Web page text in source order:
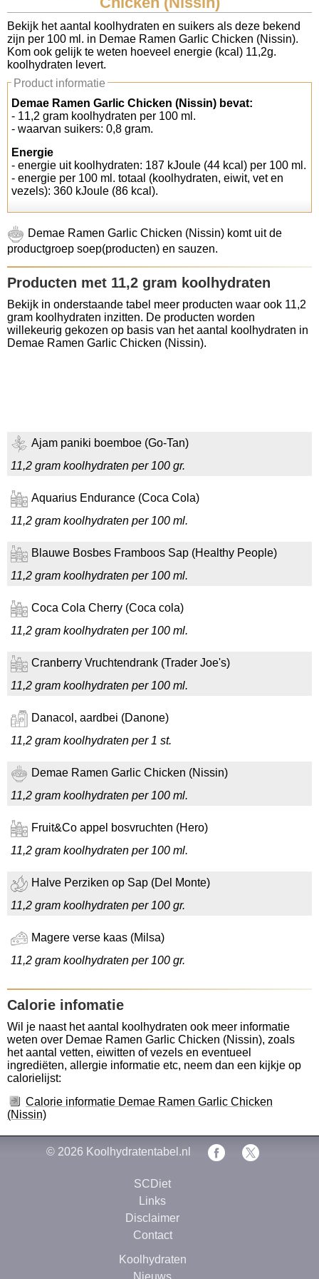
Koolhydraten tellen
Links
Bekijk het aantal koolhydraten en suikers als deze bekend
zijn per 100 ml. in Demae Ramen Garlic Chicken (Nissin).
Kom ook gelijk te weten hoeveel energie (kcal) 11,2g.
koolhydraten levert.
Product informatie
Demae Ramen Garlic Chicken (Nissin) bevat:
- 11,2 gram koolhydraten per 100 ml.
- waarvan suikers: 0,8 gram.
Energie
- energie uit koolhydraten: 187 kJoule (44 kcal) per 100 ml.
- energie per 100 ml. totaal (koolhydraten, eiwit, vet en
vezels): 360 kJoule (86 kcal).
Demae Ramen Garlic Chicken (Nissin) komt uit de
productgroep soep(producten) en sauzen.
Producten met 11,2 gram koolhydraten
Bekijk in onderstaande tabel meer producten waar ook 11,2
gram koolhydraten inzitten. De producten worden
willekeurig gekozen op basis van het aantal koolhydraten in
Demae Ramen Garlic Chicken (Nissin).
Ajam paniki boemboe (Go-Tan)
11,2 gram koolhydraten per 100 gr.
Aquarius Endurance (Coca Cola)
11,2 gram koolhydraten per 100 ml.
Blauwe Bosbes Framboos Sap (Healthy People)
11,2 gram koolhydraten per 100 ml.
Coca Cola Cherry (Coca cola)
11,2 gram koolhydraten per 100 ml.
Cranberry Vruchtendrank (Trader Joe's)
11,2 gram koolhydraten per 100 ml.
Danacol, aardbei (Danone)
11,2 gram koolhydraten per 1 st.
Demae Ramen Garlic Chicken (Nissin)
11,2 gram koolhydraten per 100 ml.
Fruit&Co appel bosvruchten (Hero)
11,2 gram koolhydraten per 100 ml.
Halve Perziken op Sap (Del Monte)
11,2 gram koolhydraten per 100 gr.
Magere verse kaas (Milsa)
11,2 gram koolhydraten per 100 gr.
Calorie infomatie
Wil je naast het aantal koolhydraten ook meer informatie
weten over Demae Ramen Garlic Chicken (Nissin), zoals
het aantal vetten, eiwitten of vezels en eventueel
ingrediëten, allergie informatie etc, neem dan een kijkje op
calorielijst:
Calorie informatie Demae Ramen Garlic Chicken
(Nissin)
© 2026 Koolhydratentabel.nl
SCDiet
Links
Disclaimer
Contact
Koolhydraten
Nieuws